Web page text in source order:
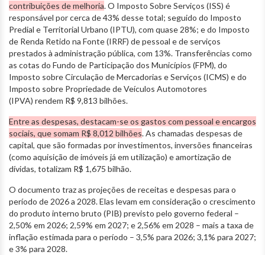
contribuições de melhoria. O Imposto Sobre Serviços (ISS) é
responsável por cerca de 43% desse total; seguido do Imposto
Predial e Territorial Urbano (IPTU), com quase 28%; e do Imposto
de Renda Retido na Fonte (IRRF) de pessoal e de serviços
prestados à administração pública, com 13%. Transferências como
as cotas do Fundo de Participação dos Municípios (FPM), do
Imposto sobre Circulação de Mercadorias e Serviços (ICMS) e do
Imposto sobre Propriedade de Veículos Automotores
(IPVA) rendem R$ 9,813 bilhões.
Entre as despesas, destacam-se os gastos com pessoal e encargos
sociais, que somam R$ 8,012 bilhões. As chamadas despesas de
capital, que são formadas por investimentos, inversões financeiras
(como aquisição de imóveis já em utilização) e amortização de
dívidas, totalizam R$ 1,675 bilhão.
O documento traz as projeções de receitas e despesas para o
período de 2026 a 2028. Elas levam em consideração o crescimento
do produto interno bruto (PIB) previsto pelo governo federal –
2,50% em 2026; 2,59% em 2027; e 2,56% em 2028 – mais a taxa de
inflação estimada para o período – 3,5% para 2026; 3,1% para 2027;
e 3% para 2028.